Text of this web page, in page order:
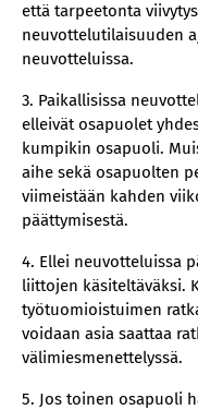
että tarpeetonta
neuvottelutilaisuuden
neuvotteluissa.
3. Paikallisissa
elleivät osapuolet
kumpikin osapuoli.
aihe sekä osapuolten
viimeistään kahden
päättymisestä.
4. Ellei neuvotteluissa
liittojen käsiteltäväksi.
työtuomioistuimen
voidaan asia saattaa
välimiesmenettelyssä.
5. Jos toinen osapuoli